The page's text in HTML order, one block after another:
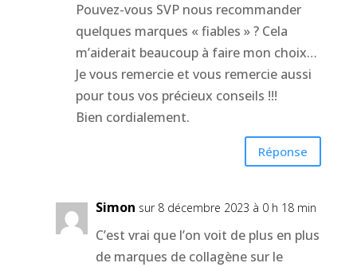
Pouvez-vous SVP nous recommander
quelques marques « fiables » ? Cela
m’aiderait beaucoup à faire mon choix…
Je vous remercie et vous remercie aussi
pour tous vos précieux conseils !!!
Bien cordialement.
Réponse
Simon sur 8 décembre 2023 à 0 h 18 min
C’est vrai que l’on voit de plus en plus
de marques de collagène sur le